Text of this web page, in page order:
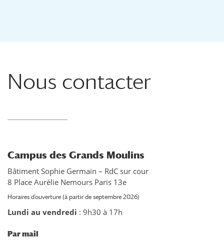
Nous contacter
Campus des Grands Moulins
Bâtiment Sophie Germain – RdC sur cour
8 Place Aurélie Nemours Paris 13e
Horaires d’ouverture (à partir de septembre 2026)
Lundi au vendredi : 9h30 à 17h
Par mail